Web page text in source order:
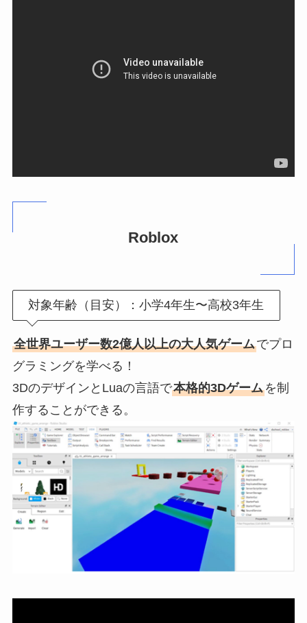
Roblox
対象年齢（目安）：小学4年生〜高校3年生
全世界ユーザー数2億人以上の大人気ゲームでプロ
グラミングを学べる！
3DのデザインとLuaの言語で本格的3Dゲームを制
作することができる。